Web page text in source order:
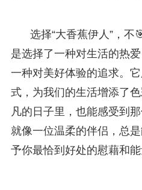
选择“大香蕉伊人”，不
是选择了一种对生活的热
一种对美好体验的追求。
式，为我们的生活增添了
凡的日子里，也能感受到
就像一位温柔的伴侣，总
予你最恰到好处的慰藉和能